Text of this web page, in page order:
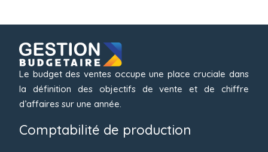
Le budget des ventes occupe une place cruciale dans
la définition des objectifs de vente et de chiffre
d’affaires sur une année.
Comptabilité de production